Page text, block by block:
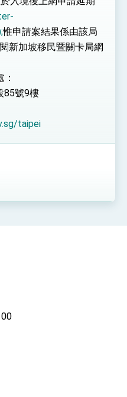
惟申請案結果係由該局
新加坡移民暨關卡局網
85號9樓
taipei